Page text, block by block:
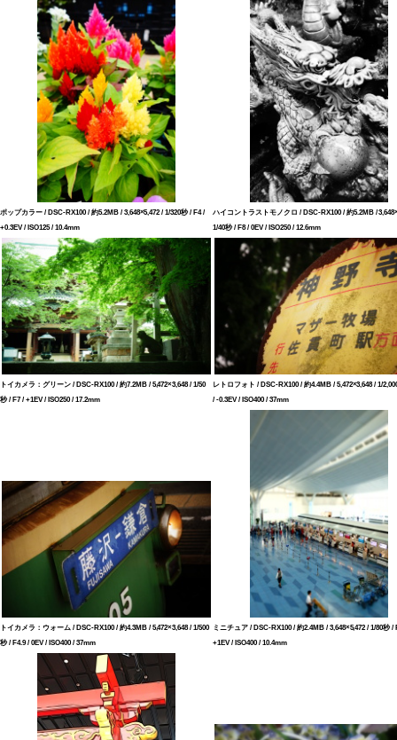
ポップカラー / DSC-RX100 / 約5.2MB / 3,648×5,472 / 1/320秒 / F4 /
+0.3EV / ISO125 / 10.4mm
ハイコントラストモノクロ / DSC-RX100 / 約5.2MB /
1/40秒 / F8 / 0EV / ISO250 / 12.6mm
トイカメラ：グリーン / DSC-RX100 / 約7.2MB / 5,472×3,648 / 1/50
秒 / F7 / +1EV / ISO250 / 17.2mm
レトロフォト / DSC-RX100 / 約4.4MB / 5,472×3,648 / 1/
/ -0.3EV / ISO400 / 37mm
トイカメラ：ウォーム / DSC-RX100 / 約4.3MB / 5,472×3,648 / 1/500
秒 / F4.9 / 0EV / ISO400 / 37mm
ミニチュア / DSC-RX100 / 約2.4MB / 3,648×5,472 / 1/80秒 /
+1EV / ISO400 / 10.4mm